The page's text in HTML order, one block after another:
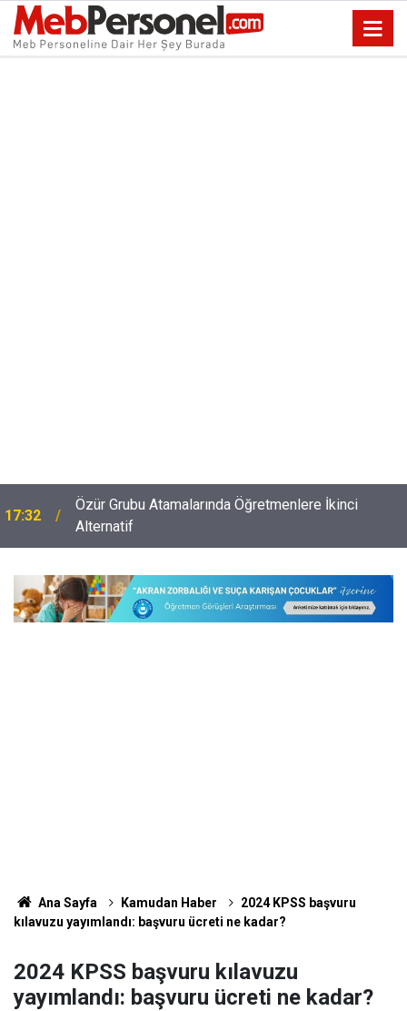
17:32
Özür Grubu Atamalarında Öğretmenlere İkinci
Alternatif
Ana Sayfa Kamudan Haber
2024 KPSS başvuru
kılavuzu yayımlandı: başvuru ücreti ne kadar?
2024 KPSS başvuru kılavuzu
yayımlandı: başvuru ücreti ne kadar?